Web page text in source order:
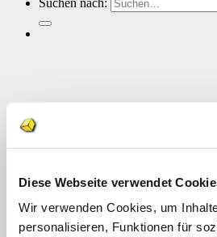
Diese Webseite verwendet
Wir verwenden Cookies, um
personalisieren, Funktionen für
Suchen nach: